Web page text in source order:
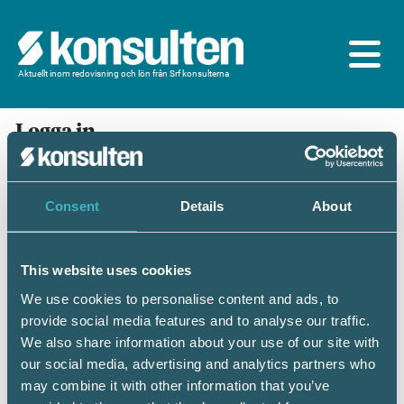
Consent Details About
This website uses cookies
We use cookies to personalise content and ads, to
provide social media features and to analyse our traffic.
We also share information about your use of our site with
our social media, advertising and analytics partners who
may combine it with other information that you’ve
Aktuellt inom redovisning och lön från Srf konsulterna
Logga in
En prenumeration ingår för dig som är
medlem/ansluten till Srf konsulterna. Du loggar in
med BankID eller samma lösenord som du har på
Mobilt BankID
Personnummer(ÅÅÅÅMMDDNNNN)